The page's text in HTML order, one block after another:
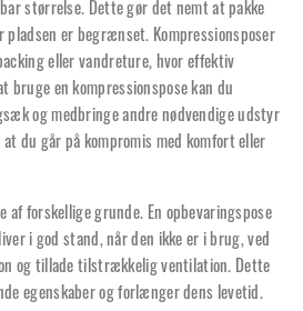
størrelse. Dette gør det nemt at pakke
pladsen er begrænset. Kompressionsposer
eller vandreture, hvor effektiv
bruge en kompressionspose kan du
og medbringe andre nødvendige udstyr
du går på kompromis med komfort eller
af forskellige grunde. En opbevaringspose
i god stand, når den ikke er i brug, ved
og tillade tilstrækkelig ventilation. Dette
egenskaber og forlænger dens levetid.